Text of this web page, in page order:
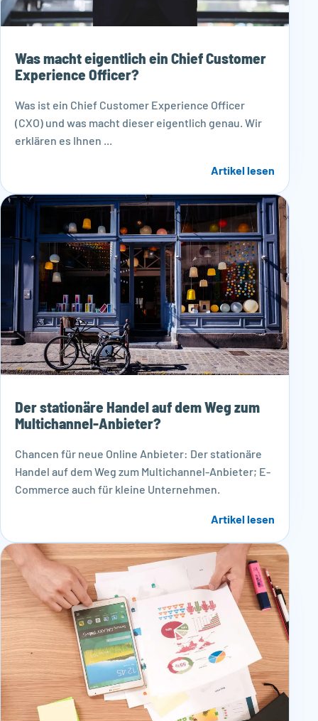
Was macht eigentlich ein Chief Customer
Experience Officer?
Was ist ein Chief Customer Experience Officer
(CXO) und was macht dieser eigentlich genau. Wir
erklären es Ihnen ...
Artikel lesen
Der stationäre Handel auf dem Weg zum
Multichannel-Anbieter?
Chancen für neue Online Anbieter: Der stationäre
Handel auf dem Weg zum Multichannel-Anbieter; E-
Commerce auch für kleine Unternehmen.
Artikel lesen